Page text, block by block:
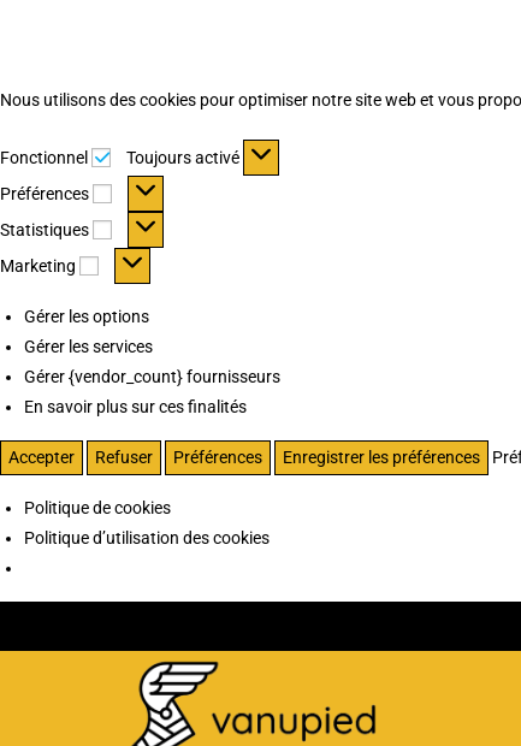
Nous utilisons des cookies pour optimiser notre site web et vous
Fonctionnel Fonctionnel
Toujours activé
Préférences
Préférences
Statistiques Statistiques
Marketing Marketing
Gérer les options
Gérer les services
Gérer {vendor_count} fournisseurs
En savoir plus sur ces finalités
Accepter Refuser Préférences Enregistrer les préférences
Politique de cookies
Politique d’utilisation des cookies